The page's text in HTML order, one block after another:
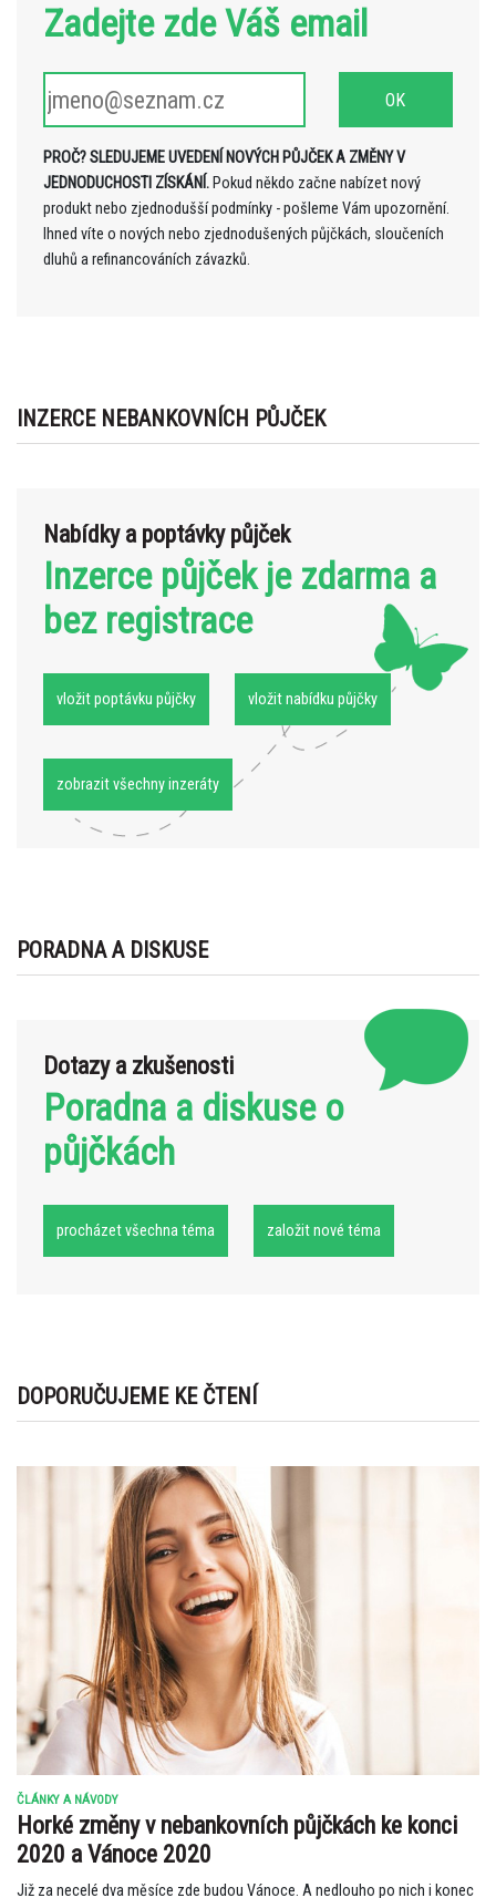
Zadejte zde Váš email
PROČ? SLEDUJEME UVEDENÍ NOVÝCH PŮJČEK A ZMĚNY V
JEDNODUCHOSTI ZÍSKÁNÍ. Pokud někdo začne nabízet nový
produkt nebo zjednodušší podmínky - pošleme Vám upozornění.
Ihned víte o nových nebo zjednodušených půjčkách, sloučeních
dluhů a refinancováních závazků.
INZERCE NEBANKOVNÍCH PŮJČEK
Nabídky a poptávky půjček
Inzerce půjček je zdarma a
bez registrace
vložit poptávku půjčky vložit nabídku půjčky
zobrazit všechny inzeráty
PORADNA A DISKUSE
Dotazy a zkušenosti
Poradna a diskuse o
půjčkách
procházet všechna téma založit nové téma
DOPORUČUJEME KE ČTENÍ
ČLÁNKY A NÁVODY
Horké změny v nebankovních půjčkách ke konci
2020 a Vánoce 2020
Již za necelé dva měsíce zde budou Vánoce. A nedlouho po nich i konec